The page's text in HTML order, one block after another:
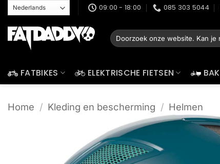
naar
inhoud
09:00 - 18:00 085 303 5044
Zoeken
naar:
FATBIKES ELEKTRISCHE FIETSEN
Home / Kleding en bescherming / Helmen